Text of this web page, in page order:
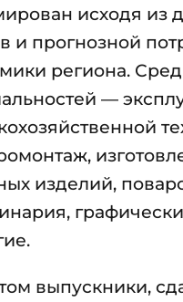
исходя из
и прогнозной
региона.
—
изделий,
выпускники,